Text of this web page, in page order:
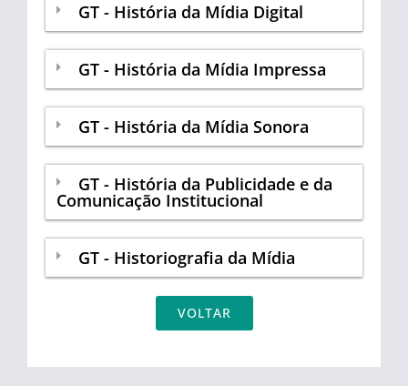
GT - História da Mídia Digital
GT - História da Mídia Impressa
GT - História da Mídia Sonora
GT - História da Publicidade e da
Comunicação Institucional
GT - Historiografia da Mídia
VOLTAR